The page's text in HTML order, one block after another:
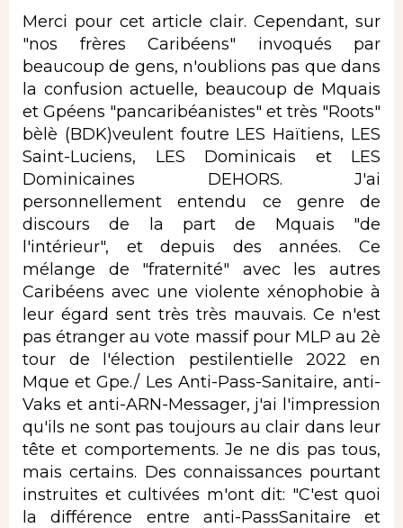
Merci pour cet article clair. Cependant, sur
"nos frères Caribéens" invoqués par
beaucoup de gens, n'oublions pas que dans
la confusion actuelle, beaucoup de Mquais
et Gpéens "pancaribéanistes" et très "Roots"
bèlè (BDK)veulent foutre LES Haïtiens, LES
Saint-Luciens, LES Dominicais et LES
Dominicaines DEHORS. J'ai
personnellement entendu ce genre de
discours de la part de Mquais "de
l'intérieur", et depuis des années. Ce
mélange de "fraternité" avec les autres
Caribéens avec une violente xénophobie à
leur égard sent très très mauvais. Ce n'est
pas étranger au vote massif pour MLP au 2è
tour de l'élection pestilentielle 2022 en
Mque et Gpe./ Les Anti-Pass-Sanitaire, anti-
Vaks et anti-ARN-Messager, j'ai l'impression
qu'ils ne sont pas toujours au clair dans leur
tête et comportements. Je ne dis pas tous,
mais certains. Des connaissances pourtant
instruites et cultivées m'ont dit: "C'est quoi
la différence entre anti-PassSanitaire et